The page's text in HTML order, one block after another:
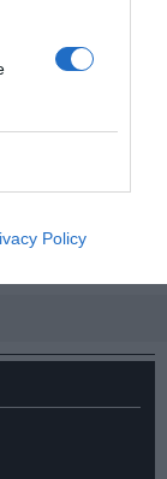
Policy